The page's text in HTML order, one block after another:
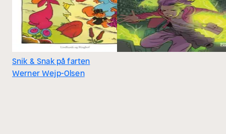
Snik & Snak på farten
Werner Wejp-Olsen